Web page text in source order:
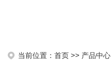
当前位置：首页 >> 产品中心